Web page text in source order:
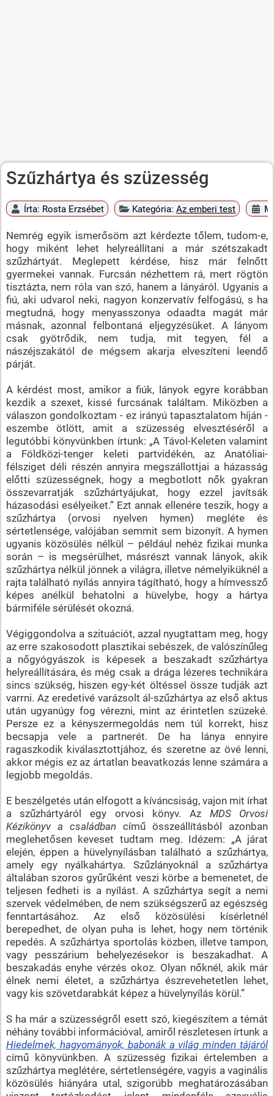
Szűzhártya és szüzesség
Írta: Rosta Erzsébet Kategória:Az emberi test
Nemrég egyik ismerősöm azt kérdezte tőlem, tudom-e,
hogy miként lehet helyreállítani a már szétszakadt
szűzhártyát. Meglepett kérdése, hisz már felnőtt
gyermekei vannak. Furcsán nézhettem rá, mert rögtön
tisztázta, nem róla van szó, hanem a lányáról. Ugyanis a
fiú, aki udvarol neki, nagyon konzervatív felfogású, s ha
megtudná, hogy menyasszonya odaadta magát már
másnak, azonnal felbontaná eljegyzésüket. A lányom
csak gyötrődik, nem tudja, mit tegyen, fél a
nászéjszakától de mégsem akarja elveszíteni leendő
párját.
A kérdést most, amikor a fiúk, lányok egyre korábban
kezdik a szexet, kissé furcsának találtam. Miközben a
válaszon gondolkoztam - ez irányú tapasztalatom híján -
eszembe ötlött, amit a szüzesség elvesztéséről a
legutóbbi könyvünkben írtunk: „A Távol-Keleten valamint
a Földközi-tenger keleti partvidékén, az Anatóliai-
félsziget déli részén annyira megszállottjai a házasság
előtti szüzességnek, hogy a megbotlott nők gyakran
összevarratják szűzhártyájukat, hogy ezzel javítsák
házasodási esélyeiket.” Ezt annak ellenére teszik, hogy a
szűzhártya (orvosi nyelven hymen) megléte és
sértetlensége, valójában semmit sem bizonyít. A hymen
ugyanis közösülés nélkül – például nehéz fizikai munka
során – is megsérülhet, másrészt vannak lányok, akik
szűzhártya nélkül jönnek a világra, illetve némelyiküknél a
rajta található nyílás annyira tágítható, hogy a hímvessző
képes anélkül behatolni a hüvelybe, hogy a hártya
bármiféle sérülését okozná.
Végiggondolva a szituációt, azzal nyugtattam meg, hogy
az erre szakosodott plasztikai sebészek, de valószínűleg
a nőgyógyászok is képesek a beszakadt szűzhártya
helyreállítására, és még csak a drága lézeres technikára
sincs szükség, hiszen egy-két öltéssel össze tudják azt
varrni. Az eredetivé varázsolt ál-szűzhártya az első aktus
után ugyanúgy fog vérezni, mint az érintetlen szüzeké.
Persze ez a kényszermegoldás nem túl korrekt, hisz
becsapja vele a partnerét. De ha lánya ennyire
ragaszkodik kiválasztottjához, és szeretne az övé lenni,
akkor mégis ez az ártatlan beavatkozás lenne számára a
legjobb megoldás.
E beszélgetés után elfogott a kíváncsiság, vajon mit írhat
a szűzhártyáról egy orvosi könyv. Az MDS Orvosi
Kézikönyv a családban című összeállításból azonban
meglehetősen keveset tudtam meg. Idézem: „A járat
elején, éppen a hüvelynyílásban található a szűzhártya,
amely egy nyálkahártya. Szűzlányoknál a szűzhártya
általában szoros gyűrűként veszi körbe a bemenetet, de
teljesen fedheti is a nyílást. A szűzhártya segít a nemi
szervek védelmében, de nem szükségszerű az egészség
fenntartásához. Az első közösülési kísérletnél
berepedhet, de olyan puha is lehet, hogy nem történik
repedés. A szűzhártya sportolás közben, illetve tampon,
vagy pesszárium behelyezésekor is beszakadhat. A
beszakadás enyhe vérzés okoz. Olyan nőknél, akik már
élnek nemi életet, a szűzhártya észrevehetetlen lehet,
vagy kis szövetdarabkát képez a hüvelynyílás körül.”
S ha már a szüzességről esett szó, kiegészítem a témát
néhány további információval, amiről részletesen írtunk a
Hiedelmek, hagyományok, babonák a világ minden tájáról
című könyvünkben. A szüzesség fizikai értelemben a
szűzhártya meglétére, sértetlenségére, vagyis a vaginális
közösülés hiányára utal, szigorúbb meghatározásában